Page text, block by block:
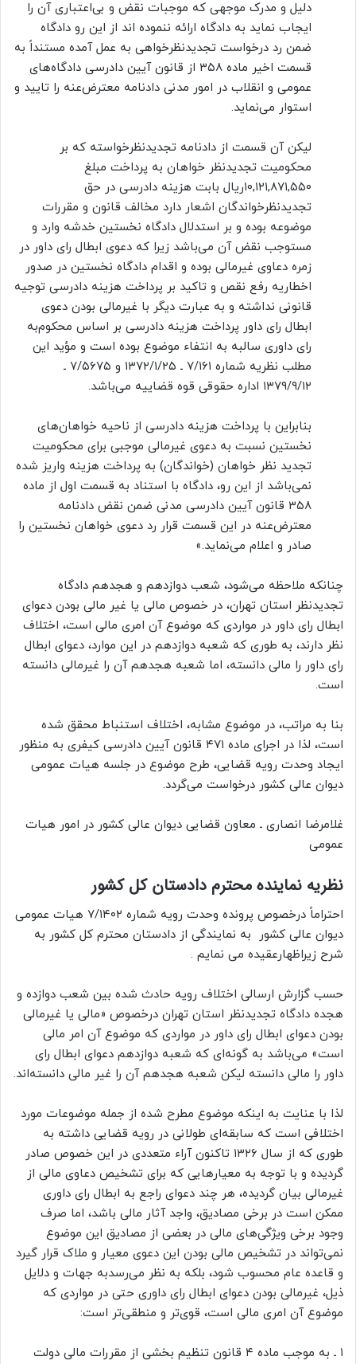
دلیل و مدرک موجهی که موجبات نقض و بی‌اعتباری آن را
ایجاب نماید به دادگاه ارائه ننموده اند از این رو دادگاه
ضمن رد درخواست تجدیدنظرخواهی به عمل آمده مستنداً به
قسمت اخیر ماده ۳۵۸ از قانون آیین دادرسی دادگاه‌های
عمومی و انقلاب در امور مدنی دادنامه معترض‌عنه را تایید و
استوار می‌نماید.
لیکن آن قسمت از دادنامه تجدیدنظرخواسته که بر
محکومیت تجدیدنظر خواهان به پرداخت مبلغ
۱۰,۱۲۱,۸۷۱,۵۵۰ریال بابت هزینه دادرسی در حق
تجدیدنظرخواندگان اشعار دارد مخالف قانون و مقررات
موضوعه بوده و بر استدلال دادگاه نخستین خدشه وارد و
مستوجب نقض آن می‌باشد زیرا که دعوی ابطال رای داور در
زمره دعاوی غیرمالی بوده و اقدام دادگاه نخستین در صدور
اخطاریه رفع نقص و تاکید بر پرداخت هزینه دادرسی توجیه
قانونی نداشته و به عبارت دیگر با غیرمالی بودن دعوی
ابطال رای داور پرداخت هزینه دادرسی بر اساس محکوم‌به
رای داوری سالبه به انتفاء موضوع بوده است و مؤید این
مطلب نظریه شماره ۷/۱۶۱ ـ ۱۳۷۲/۱/۲۵ و ۷/۵۶۷۵ ـ
۱۳۷۹/۹/۱۲ اداره حقوقی قوه قضاییه می‌باشد.
بنابراین با پرداخت هزینه دادرسی از ناحیه خواهان‌های
نخستین نسبت به دعوی غیرمالی موجبی برای محکومیت
تجدید نظر خواهان (خواندگان) به پرداخت هزینه واریز شده
نمی‌باشد از این رو، دادگاه با استناد به قسمت اول از ماده
۳۵۸ قانون آیین دادرسی مدنی ضمن نقض دادنامه
معترض‌عنه در این قسمت قرار رد دعوی خواهان نخستین را
صادر و اعلام می‌نماید.»
چنانکه ملاحظه می‌شود، شعب دوازدهم و هجدهم دادگاه
تجدیدنظر استان تهران، در خصوص مالی یا غیر مالی بودن دعوای
ابطال رای داور در مواردی که موضوع آن امری مالی است، اختلاف
‌نظر دارند، به طوری که شعبه دوازدهم در این موارد، دعوای ابطال
رای داور را مالی دانسته، اما شعبه هجدهم آن را غیرمالی دانسته
است.
بنا به مراتب، در موضوع مشابه، اختلاف استنباط محقق شده
است، لذا در اجرای ماده ۴۷۱ قانون آیین دادرسی کیفری به منظور
ایجاد وحدت رویه قضایی، طرح موضوع در جلسه هیات عمومی
دیوان عالی کشور درخواست می‌گردد.
غلامرضا انصاری ـ معاون قضایی دیوان عالی کشور در امور هیات
عمومی
نظریه نماینده محترم دادستان کل کشور
احتراماً در­خصوص پرونده وحدت رویه شماره ۷/۱۴۰۲ هیات عمومی
دیوان عالی­ کشور به نمایندگی از دادستان محترم کل کشور به
شرح زیراظهارعقیده می نمایم .
حسب گزارش ارسالی اختلاف رویه حادث شده بین شعب دوازده و
هجده دادگاه تجدیدنظر استان تهران درخصوص «مالی یا غیرمالی
بودن دعوای ابطال رای داور در مواردی که موضوع آن امر مالی
است» می‌باشد به گونه‌ای که شعبه دوازدهم دعوای ابطال رای
داور را مالی دانسته لیکن شعبه هجدهم آن را غیر مالی دانسته‌اند.
لذا با عنایت به اینکه موضوع مطرح شده از جمله موضوعات­ مورد
اختلافی است که سابقه‌ای طولانی در رویه قضایی­ داشته به
طوری که از سال ۱۳۲۶ تاکنون آراء متعددی در این خصوص صادر
گردیده و با توجه به معیارهایی ­که برای تشخیص دعاوی مالی از
غیرمالی بیان گردیده، هر چند دعوای راجع به ابطال رای داوری
ممکن است در برخی مصادیق، واجد آثار مالی باشد، اما صرف
وجود برخی ویژگی‌های مالی در بعضی از مصادیق این موضوع
نمی‌تواند در تشخیص مالی بودن این دعوی معیار و ملاک قرار گیرد
و قاعده عام محسوب شود، بلکه به نظر می‌رسدبه جهات و دلایل
ذیل، غیرمالی بودن دعوای ابطال رای داوری حتی در مواردی که
موضوع آن امری مالی است، قوی‌تر و منطقی‌تر است:
۱ ـ به موجب ماده ۴ قانون تنظیم بخشی از مقررات مالی دولت